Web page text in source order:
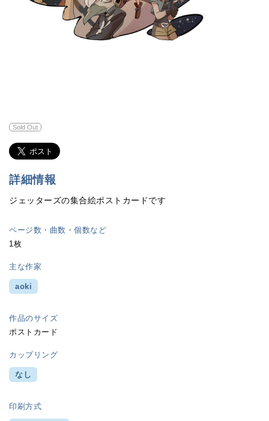
Sold Out
詳細情報
ジェッターズの集合絵ポストカードです
ページ数・曲数・個数など
1枚
主な作家
aoki
作品のサイズ
ポストカード
カップリング
なし
印刷方式